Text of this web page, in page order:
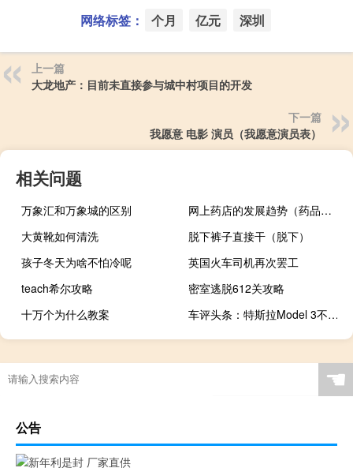
网络标签： 个月 亿元 深圳
上一篇
大龙地产：目前未直接参与城中村项目的开发
下一篇
我愿意 电影 演员（我愿意演员表）
相关问题
万象汇和万象城的区别
网上药店的发展趋势（药品网店）
大黄靴如何清洗
脱下裤子直接干（脱下）
孩子冬天为啥不怕冷呢
英国火车司机再次罢工
teach希尔攻略
密室逃脱612关攻略
十万个为什么教案
车评头条：特斯拉Model 3不再是葡萄牙最畅销的电动汽车
☚
公告